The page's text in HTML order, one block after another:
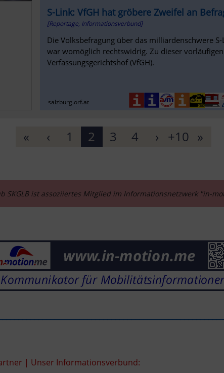
S-Link: VfGH hat gröbere Zweifel an
[Reportage, Informationsverbund]
Die Volksbefragung über das milliardenschwere
war womöglich rechtswidrig. Zu dieser
Verfassungsgerichtshof (VfGH).
salzburg.orf.at
« ‹ 1 2 3 4 › +10 »
SKGLB ist assoziiertes Mitglied im Informationsnetzwerk "in-
| Unser Informationsverbund: